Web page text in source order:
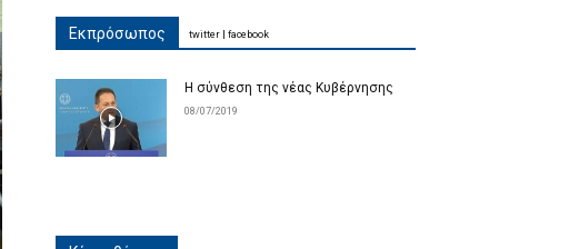
Εκπρόσωπος
Η σύνθεση της νέας Κυβέρνησης
08/07/2019
twitter facebook